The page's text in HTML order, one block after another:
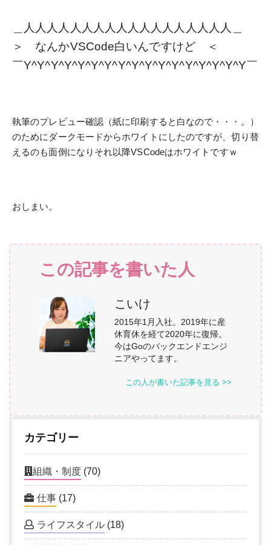
＿人人人人人人人人人人人人人人人人人人＿
＞ なんかVSCode白いんですけど ＜
￣Y^Y^Y^Y^Y^Y^Y^Y^Y^Y^Y^Y^Y^Y^Y^Y^Y￣
執筆のプレビュー確認（紙に印刷すると白なので・・・。）
のためにダークモードからホワイトにしたのですが、切り替
えるのも面倒になりそれ以降VSCodeはホワイトですｗ
おしまい。
この記事を書いた人
こいけ
2015年1月入社。2019年に産
休育休を経て2020年に復帰。
今はGoのバックエンドエンジ
ニアやってます。
この人が書いた記事を見る >>
カテゴリー
組織・制度 (70)
仕事 (17)
ライフスタイル (18)